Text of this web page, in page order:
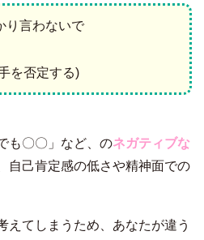
り言わないで
を否定する)
も〇〇」など、のネガティブな
自己肯定感の低さや精神面での
えてしまうため、あなたが違う